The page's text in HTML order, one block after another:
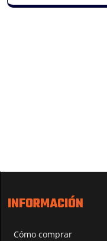
INFORMACIÓN
Cómo comprar